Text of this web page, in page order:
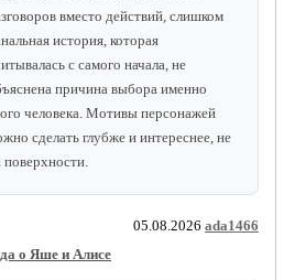
вместо действий, слишком
история, которая
с самого начала, не
причина выбора именно
человека. Мотивы персонажей
сделать глубже и интереснее, не
поверхности.
05.08.2026 ada1466
о Яше и Алисе